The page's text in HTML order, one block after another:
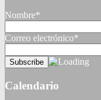
Nombre*
Correo electrónico*
Calendario